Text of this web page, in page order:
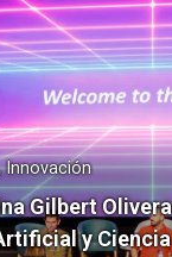
Gilbert
y Ciencia
Innovación